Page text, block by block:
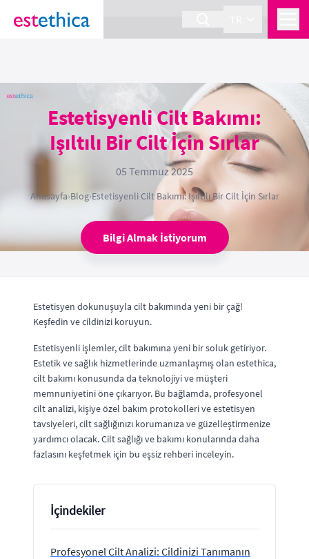
section Service {
Estetisyenli Cilt Bakımı:
Işıltılı Bir Cilt İçin Sırlar
05 Temmuz 2025
Anasayfa›Blog›Estetisyenli Cilt Bakımı: Işıltılı Bir Cilt İçin Sırlar
Bilgi Almak İstiyorum
Estetisyen dokunuşuyla cilt bakımında yeni bir çağ!
Keşfedin ve cildinizi koruyun.
Estetisyenli işlemler, cilt bakımına yeni bir soluk getiriyor.
Estetik ve sağlık hizmetlerinde uzmanlaşmış olan estethica,
cilt bakımı konusunda da teknolojiyi ve müşteri
memnuniyetini öne çıkarıyor. Bu bağlamda, profesyonel
cilt analizi, kişiye özel bakım protokolleri ve estetisyen
tavsiyeleri, cilt sağlığınızı korumanıza ve güzelleştirmenize
yardımcı olacak. Cilt sağlığı ve bakımı konularında daha
fazlasını keşfetmek için bu eşsiz rehberi inceleyin.
İçindekiler
Profesyonel Cilt Analizi: Cildinizi Tanımanın